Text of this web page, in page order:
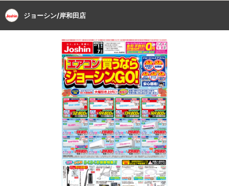
ジョーシン/岸和田店